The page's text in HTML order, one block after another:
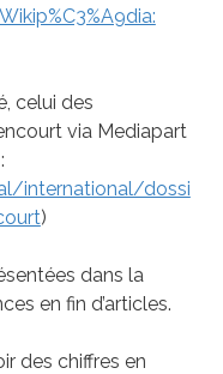
celui des
via Mediapart
international/dossi
)
dans la
en fin d’articles.
des chiffres en